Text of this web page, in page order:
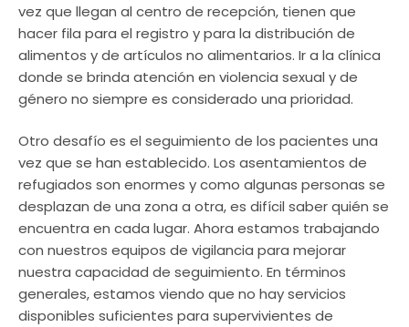
vez que llegan al centro de recepción, tienen que
hacer fila para el registro y para la distribución de
alimentos y de artículos no alimentarios. Ir a la clínica
donde se brinda atención en violencia sexual y de
género no siempre es considerado una prioridad.
Otro desafío es el seguimiento de los pacientes una
vez que se han establecido. Los asentamientos de
refugiados son enormes y como algunas personas se
desplazan de una zona a otra, es difícil saber quién se
encuentra en cada lugar. Ahora estamos trabajando
con nuestros equipos de vigilancia para mejorar
nuestra capacidad de seguimiento. En términos
generales, estamos viendo que no hay servicios
disponibles suficientes para supervivientes de